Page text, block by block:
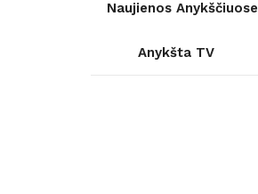
Naujienos Anykščiuose
Anykšta TV